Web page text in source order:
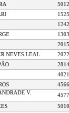
NEVES LEAL
V.